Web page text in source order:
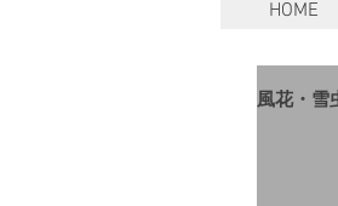
HOME
風花・雪